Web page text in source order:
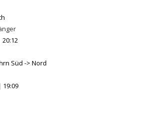
20:12
Süd -> Nord
19:09